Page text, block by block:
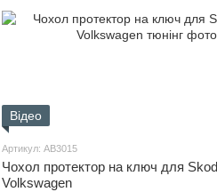
Відео
Артикул: AB3015
Чохол протектор на ключ для
Volkswagen